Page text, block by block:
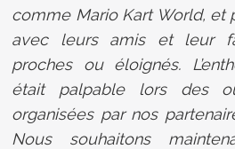
comme Mario Kart World, et
avec leurs amis et leur
proches ou éloignés.
était palpable lors des
organisées par nos
Nous souhaitons